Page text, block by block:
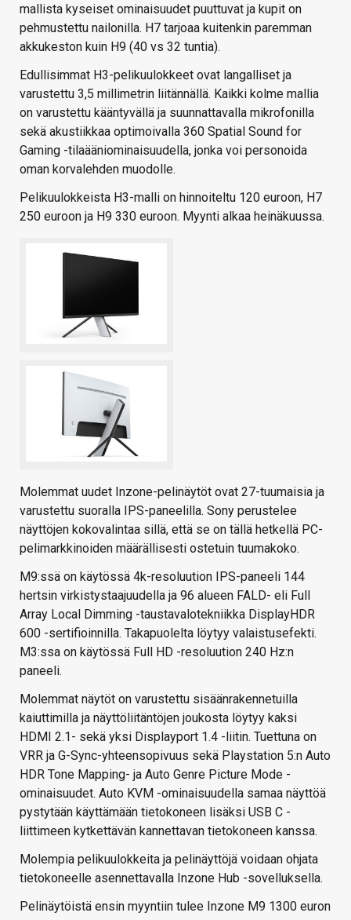
mallista kyseiset ominaisuudet puuttuvat ja kupit on
pehmustettu nailonilla. H7 tarjoaa kuitenkin paremman
akkukeston kuin H9 (40 vs 32 tuntia).
Edullisimmat H3-pelikuulokkeet ovat langalliset ja
varustettu 3,5 millimetrin liitännällä. Kaikki kolme mallia
on varustettu kääntyvällä ja suunnattavalla mikrofonilla
sekä akustiikkaa optimoivalla 360 Spatial Sound for
Gaming -tilaääniominaisuudella, jonka voi personoida
oman korvalehden muodolle.
Pelikuulokkeista H3-malli on hinnoiteltu 120 euroon, H7
250 euroon ja H9 330 euroon. Myynti alkaa heinäkuussa.
Molemmat uudet Inzone-pelinäytöt ovat 27-tuumaisia ja
varustettu suoralla IPS-paneelilla. Sony perustelee
näyttöjen kokovalintaa sillä, että se on tällä hetkellä PC-
pelimarkkinoiden määrällisesti ostetuin tuumakoko.
M9:ssä on käytössä 4k-resoluution IPS-paneeli 144
hertsin virkistystaajuudella ja 96 alueen FALD- eli Full
Array Local Dimming -taustavalotekniikka DisplayHDR
600 -sertifioinnilla. Takapuolelta löytyy valaistusefekti.
M3:ssa on käytössä Full HD -resoluution 240 Hz:n
paneeli.
Molemmat näytöt on varustettu sisäänrakennetuilla
kaiuttimilla ja näyttöliitäntöjen joukosta löytyy kaksi
HDMI 2.1- sekä yksi Displayport 1.4 -liitin. Tuettuna on
VRR ja G-Sync-yhteensopivuus sekä Playstation 5:n Auto
HDR Tone Mapping- ja Auto Genre Picture Mode -
ominaisuudet. Auto KVM -ominaisuudella samaa näyttöä
pystytään käyttämään tietokoneen lisäksi USB C -
liittimeen kytkettävän kannettavan tietokoneen kanssa.
Molempia pelikuulokkeita ja pelinäyttöjä voidaan ohjata
tietokoneelle asennettavalla Inzone Hub -sovelluksella.
Pelinäytöistä ensin myyntiin tulee Inzone M9 1300 euron